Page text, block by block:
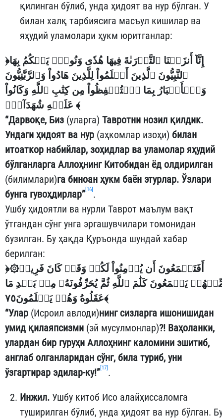
қилинган бўлиб, унда ҳидоят ва нур бўлган. У
билан халқ тарбиясига масъул кишилар ва
яҳудий уламолари ҳукм юритганлар:
﴿إِنَّآ أَنزَلۡنَا ٱلتَّوۡرَىٰةَ فِيهَا هُدٗى وَنُورٞۚ يَحۡكُمُ بِهَا
ٱلنَّبِيُّونَ ٱلَّذِينَ أَسۡلَمُواْ لِلَّذِينَ هَادُواْ وَٱلرَّبَّٰنِيُّونَ
وَٱلۡأَحۡبَارُ بِمَا ٱسۡتُحۡفِظُواْ مِن كِتَٰبِ ٱللَّهِ وَكَانُواْ
﴾
“Дарвоқе, Биз (уларга) Тавротни нозил қилдик.
Ундаги ҳидоят ва нур (аҳкомлар изоҳи) билан
итоаткор набийлар, зоҳидлар ва уламолар яҳудий
бўлганларга Аллоҳнинг Китобидан ёд олдирилган
(билимлари)га биноан ҳукм баён этурлар. Ўзлари
бунга гувоҳдирлар”[16] .
Ушбу ҳидоятли ва нурли Таврот маълум вақт
ўтгандан сўнг унга эргашувчилари томонидан
бузилган. Бу ҳақда Қуръонда шундай хабар
берилган:
﴿۞أَفَتَطۡمَعُونَ أَن يُؤۡمِنُواْ لَكُمۡ وَقَدۡ كَانَ فَرِيقٞ
يَسۡمَعُونَ كَلَٰمَ ٱللَّهِ ثُمَّ يُحَرِّفُونَهُۥ مِنۢ بَعۡدِ مَا
عَقَلُوهُ وَهُمۡ يَعۡلَمُونَ٧٥﴾
“Улар (Исроил авлоди)нинг сизларга ишонишидан
умид қилаяпсизми (эй мусулмонлар)?! Ваҳоланки,
улардан бир гуруҳи Аллоҳнинг каломини эшитиб,
англаб олганларидан сўнг, била туриб, уни
ўзгартирар эдилар-ку!”[17] .
Инжил. Ушбу китоб Исо алайҳиссаломга
туширилган бўлиб, унда ҳидоят ва нур бўлган.